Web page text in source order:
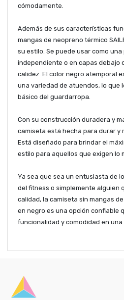
cómodamente.
Además de sus características
mangas de neopreno térmico
su estilo. Se puede usar como
independiente o en capas debajo
calidez. El color negro atemporal
una variedad de atuendos, lo que
básico del guardarropa.
Con su construcción duradera y
camiseta está hecha para durar y
Está diseñado para brindar el
estilo para aquellos que exigen lo
Ya sea que sea un entusiasta de
del fitness o simplemente alguien
calidad, la camiseta sin mangas
en negro es una opción confiable
funcionalidad y comodidad en